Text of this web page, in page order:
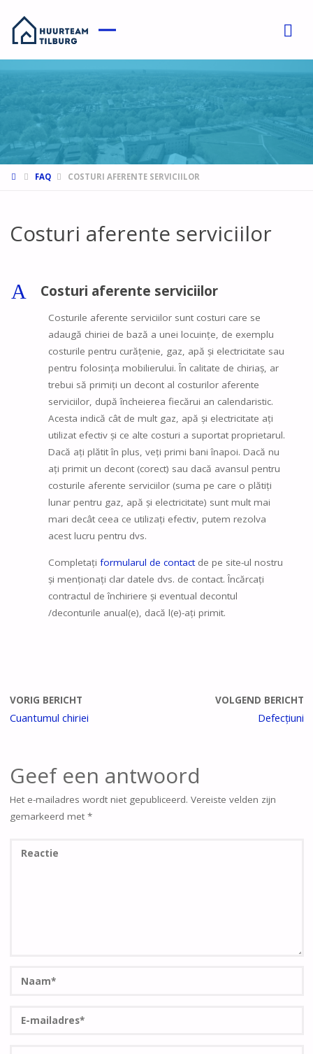
HOMEFAQ COSTURI AFERENTE SERVICIILOR
Costuri aferente serviciilor
A Costuri aferente serviciilor
Costurile aferente serviciilor sunt costuri care se
adaugă chiriei de bază a unei locuințe, de exemplu
costurile pentru curățenie, gaz, apă și electricitate sau
pentru folosința mobilierului. În calitate de chiriaș, ar
trebui să primiți un decont al costurilor aferente
serviciilor, după încheierea fiecărui an calendaristic.
Acesta indică cât de mult gaz, apă și electricitate ați
utilizat efectiv și ce alte costuri a suportat proprietarul.
Dacă ați plătit în plus, veți primi bani înapoi. Dacă nu
ați primit un decont (corect) sau dacă avansul pentru
costurile aferente serviciilor (suma pe care o plătiți
lunar pentru gaz, apă și electricitate) sunt mult mai
mari decât ceea ce utilizați efectiv, putem rezolva
acest lucru pentru dvs.
Completați formularul de contactde pe site-ul nostru
și menționați clar datele dvs. de contact. Încărcați
contractul de închiriere și eventual decontul
/deconturile anual(e), dacă l(e)-ați primit.
VORIG BERICHT
Cuantumul chiriei
VOLGEND BERICHT
Defecțiuni
Geef een antwoord
Het e-mailadres wordt niet gepubliceerd. Vereiste velden zijn
gemarkeerd met *